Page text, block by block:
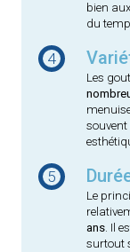
bien
du
4
Les
souvent
5
Le
ans. Il
surtout